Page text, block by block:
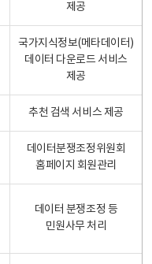
제공
국가지식정보(메타데이터)
데이터 다운로드 서비스
제공
추천 검색 서비스 제공
데이터분쟁조정위원회
홈페이지 회원관리
데이터 분쟁조정 등
민원사무 처리